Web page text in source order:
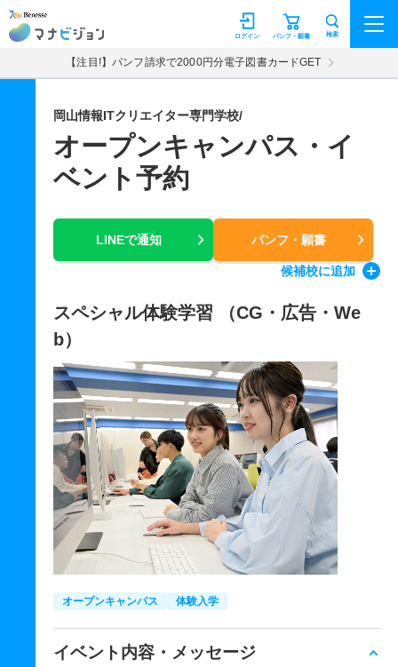
マナビジョン パンフ・願書
ログイン 検索
【注目!】パンフ請求で2000円分電子図書カードGET
岡山情報ITクリエイター専門学校/
オープンキャンパス・イ
ベント予約
LINEで通知 パンフ・願書
候補校に追加
スペシャル体験学習 （CG・広告・We
b）
オープンキャンパス 体験入学
イベント内容・メッセージ